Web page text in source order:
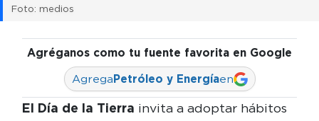
Foto: medios
Agréganos como tu fuente favorita en Google
Agrega Petróleo y Energíaen
El Día de la Tierra invita a adoptar hábitos